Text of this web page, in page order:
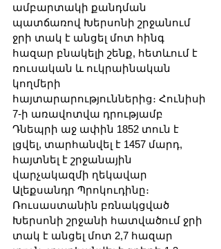
ամբարտակի քանդման
պատճառով Խերսոնի շրջանում
ջրի տակ է անցել մոտ հինգ
հազար բնակելի շենք, հետևում է
ռուսական և ուկրաինական
կողմերի
հայտարարություններից։ Հունիսի
7-ի առավոտվա դրությամբ
Դնեպրի աջ ափին 1852 տուն է
լցվել, տարհանվել է 1457 մարդ,
հայտնել է շրջանային
վարչակազմի ղեկավար
Ալեքսանդր Պրոկուդինը։
Ռուսաստանին բռնակցված
Խերսոնի շրջանի հատվածում ջրի
տակ է անցել մոտ 2,7 հազար